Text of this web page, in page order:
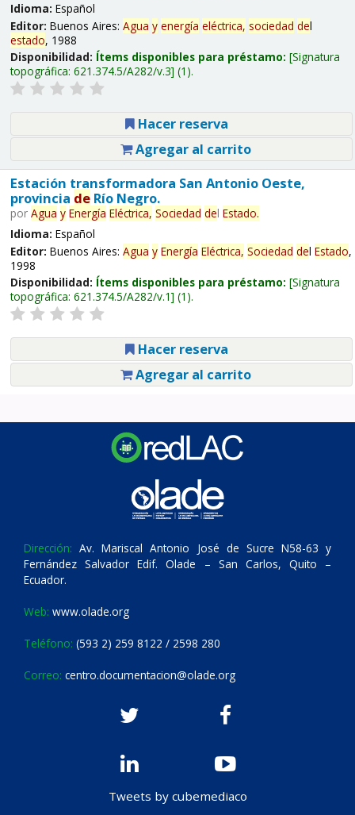
Idioma: Español
Editor: Buenos Aires: Agua y energía eléctrica, sociedad del
estado, 1988
Disponibilidad: Ítems disponibles para préstamo: Signatura
topográfica: 621.374.5/A282/v.3 (1).
Hacer reserva
Agregar al carrito
Estación transformadora San Antonio Oeste,
provincia deRío Negro.
por Agua y Energía Eléctrica, Sociedad del Estado.
Idioma: Español
Editor: Buenos Aires: Agua y Energía Eléctrica, Sociedad del Estado,
1998
Disponibilidad: Ítems disponibles para préstamo: Signatura
topográfica: 621.374.5/A282/v.1 (1).
Hacer reserva
Agregar al carrito
Dirección: Av. Mariscal Antonio José de Sucre N58-63 y
Fernández Salvador Edif. Olade – San Carlos, Quito –
Ecuador.
Web: www.olade.org
Teléfono: (593 2) 259 8122 / 2598 280
Correo: centro.documentacion@olade.org
Tweets by cubemediaco